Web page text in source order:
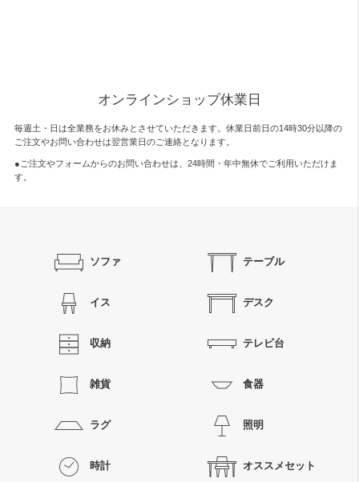
オンラインショップ休業日
毎週土・日は全業務をお休みとさせていただきます。休業日前日の14時30分以降の
ご注文やお問い合わせは翌営業日のご連絡となります。
●ご注文やフォームからのお問い合わせは、 24時間・年中無休でご利用いただけま
す。
ソファ テーブル
イス デスク
収納 テレビ台
雑貨 食器
ラグ 照明
時計 オススメセット